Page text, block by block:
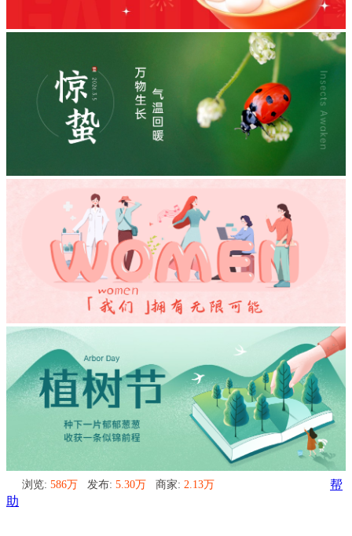
浏览: 586万 发布: 5.30万 商家: 2.13万
帮
助